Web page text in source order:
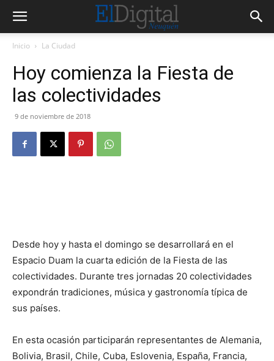
Inicio La Ciudad
Hoy comienza la Fiesta de
las colectividades
9 de noviembre de 2018
Desde hoy y hasta el domingo se desarrollará en el
Espacio Duam la cuarta edición de la Fiesta de las
colectividades. Durante tres jornadas 20 colectividades
expondrán tradiciones, música y gastronomía típica de
sus países.
En esta ocasión participarán representantes de Alemania,
Bolivia, Brasil, Chile, Cuba, Eslovenia, España, Francia,